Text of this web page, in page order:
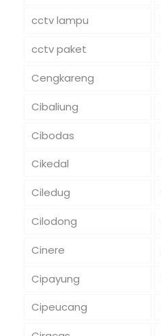
cctv lampu
cctv paket
Cengkareng
Cibaliung
Cibodas
Cikedal
Ciledug
Cilodong
Cinere
Cipayung
Cipeucang